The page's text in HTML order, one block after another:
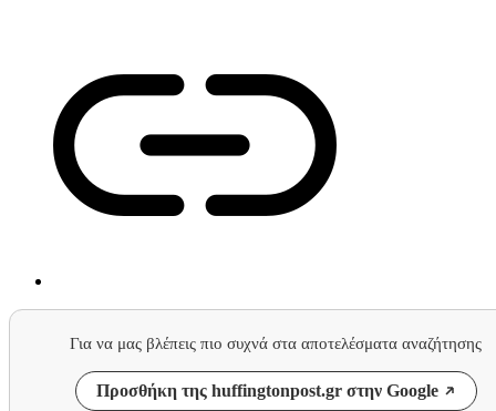
Για να μας βλέπεις πιο συχνά στα αποτελέσματα αναζήτησης
Προσθήκη της huffingtonpost.gr στην Google